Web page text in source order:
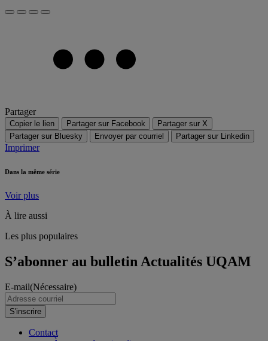
Partager
Copier le lien Partager sur Facebook
Partager sur X
Partager sur Bluesky
Envoyer par courriel Partager sur Linkedin
Imprimer
Dans la même série
Voir plus
À lire aussi
Les plus populaires
S’abonner au bulletin Actualités UQAM
E-mail(Nécessaire)
S'inscrire
Contact